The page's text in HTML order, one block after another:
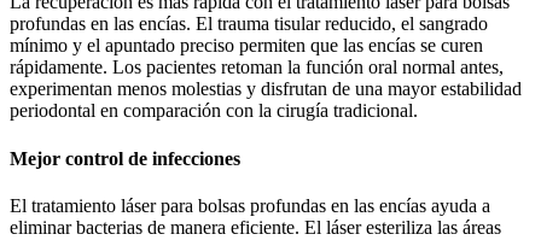
profundas en las encías. El trauma tisular reducido, el sangrado
mínimo y el apuntado preciso permiten que las encías se curen
rápidamente. Los pacientes retoman la función oral normal antes,
experimentan menos molestias y disfrutan de una mayor estabilidad
periodontal en comparación con la cirugía tradicional.
Mejor control de infecciones
El tratamiento láser para bolsas profundas en las encías ayuda a
eliminar bacterias de manera eficiente. El láser esteriliza las áreas